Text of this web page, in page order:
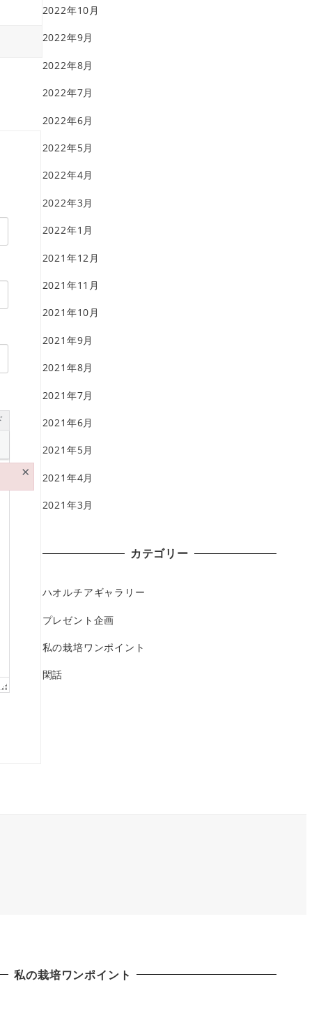
2022年10月
2022年9月
2022年8月
2022年7月
2022年6月
2022年5月
2022年4月
2022年3月
2022年1月
2021年12月
2021年11月
2021年10月
2021年9月
2021年8月
2021年7月
2021年6月
2021年5月
2021年4月
2021年3月
カテゴリー
ハオルチアギャラリー
プレゼント企画
私の栽培ワンポイント
閑話
私の栽培ワンポイント
×